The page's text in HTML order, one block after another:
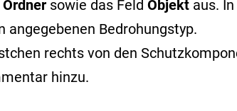
sowie das Feld Objekt aus.
Bedrohungstyp.
rechts von den
hinzu.